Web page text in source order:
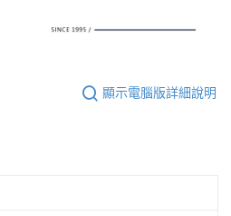
顯示電腦版詳細說明